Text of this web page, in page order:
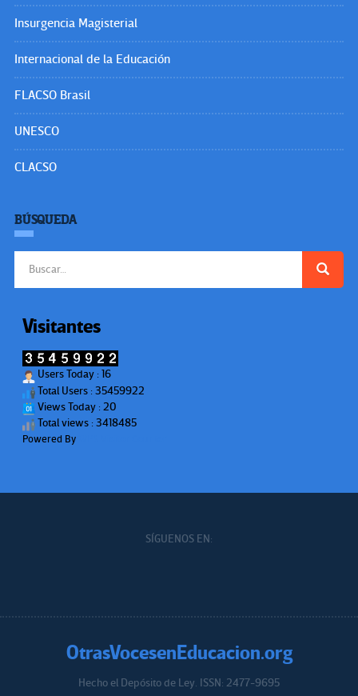
Insurgencia Magisterial
Internacional de la Educación
FLACSO Brasil
UNESCO
CLACSO
BÚSQUEDA
Visitantes
Users Today : 16
Total Users : 35459922
Views Today : 20
Total views : 3418485
Powered By
SÍGUENOS EN:
OtrasVocesenEducacion.org
Hecho el Depósito de Ley. ISSN: 2477-9695